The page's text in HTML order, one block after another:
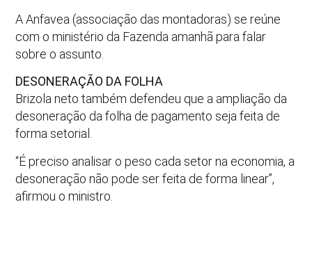
A Anfavea (associação das montadoras) se reúne
com o ministério da Fazenda amanhã para falar
sobre o assunto.
DESONERAÇÃO DA FOLHA
Brizola neto também defendeu que a ampliação da
desoneração da folha de pagamento seja feita de
forma setorial.
“É preciso analisar o peso cada setor na economia, a
desoneração não pode ser feita de forma linear”,
afirmou o ministro.